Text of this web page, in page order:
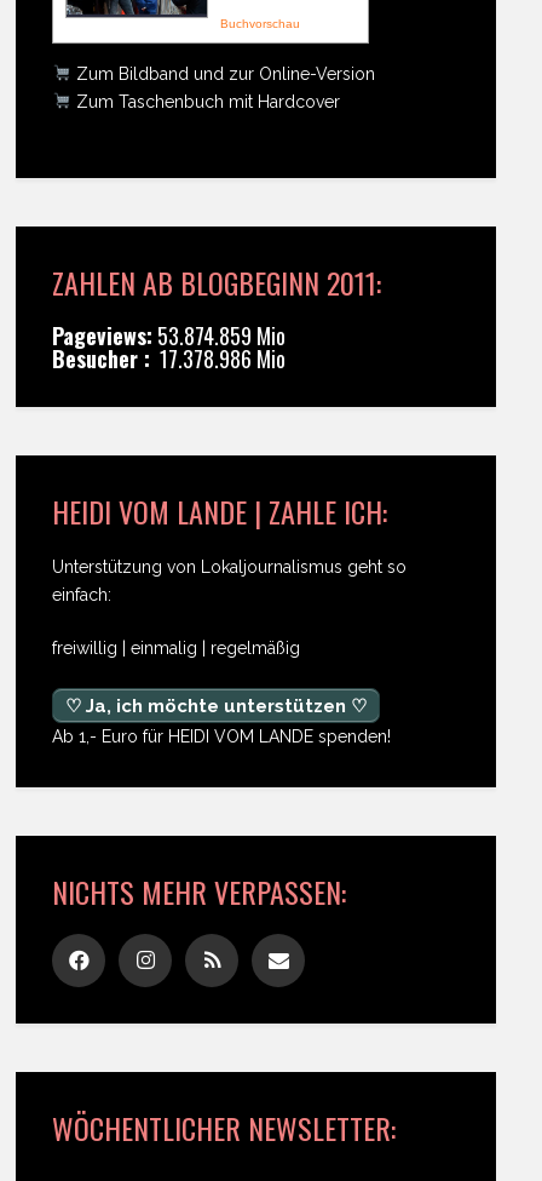
Buchvorschau
Zum Bildband und zur Online-Version
Zum Taschenbuch mit Hardcover
ZAHLEN AB BLOGBEGINN 2011:
Pageviews: 53.874.859 Mio
Besucher : 17.378.986 Mio
HEIDI VOM LANDE | ZAHLE ICH:
Unterstützung von Lokaljournalismus geht so
einfach:
freiwillig | einmalig | regelmäßig
♡ Ja, ich möchte unterstützen ♡
Ab 1,- Euro für HEIDI VOM LANDE spenden!
NICHTS MEHR VERPASSEN:
WÖCHENTLICHER NEWSLETTER: